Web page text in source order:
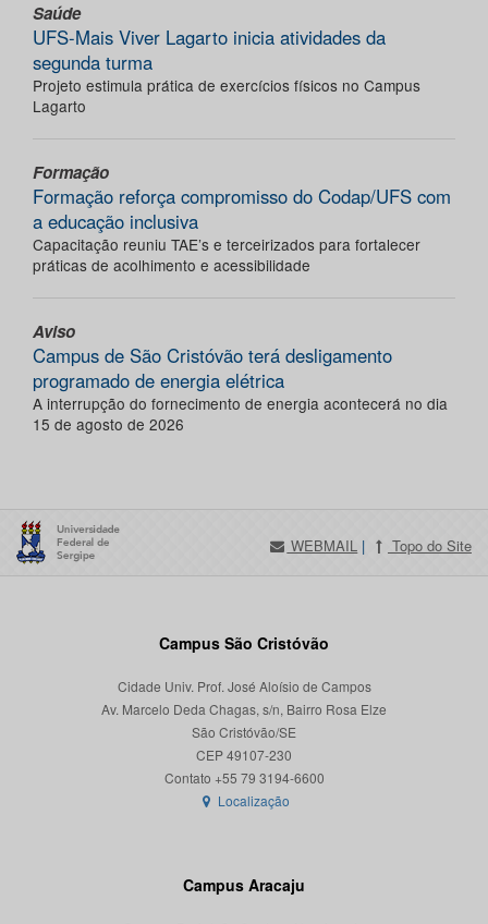
Saúde
UFS-Mais Viver Lagarto inicia atividades da
segunda turma
Projeto estimula prática de exercícios físicos no Campus
Lagarto
Formação
Formação reforça compromisso do Codap/UFS com
a educação inclusiva
Capacitação reuniu TAE’s e terceirizados para fortalecer
práticas de acolhimento e acessibilidade
Aviso
Campus de São Cristóvão terá desligamento
programado de energia elétrica
A interrupção do fornecimento de energia acontecerá no dia
15 de agosto de 2026
WEBMAIL | Topo do Site
Campus São Cristóvão
Cidade Univ. Prof. José Aloísio de Campos
Av. Marcelo Deda Chagas, s/n, Bairro Rosa Elze
São Cristóvão/SE
CEP 49107-230
Localização
Campus Aracaju